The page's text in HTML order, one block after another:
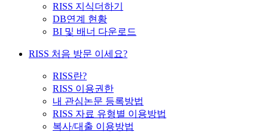
RISS 지식더하기
DB연계 현황
BI 및 배너 다운로드
RISS 처음 방문 이세요?
RISS란?
RISS 이용권한
내 관심논문 등록방법
RISS 자료 유형별 이용방법
복사/대출 이용방법